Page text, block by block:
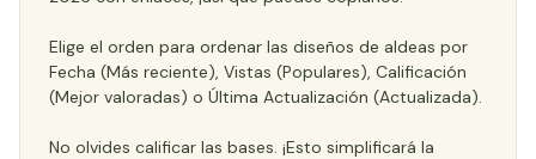
Elige el orden para ordenar las diseños de aldeas por
Fecha (Más reciente), Vistas (Populares), Calificación
(Mejor valoradas) o Última Actualización (Actualizada).
No olvides calificar las bases. ¡Esto simplificará la